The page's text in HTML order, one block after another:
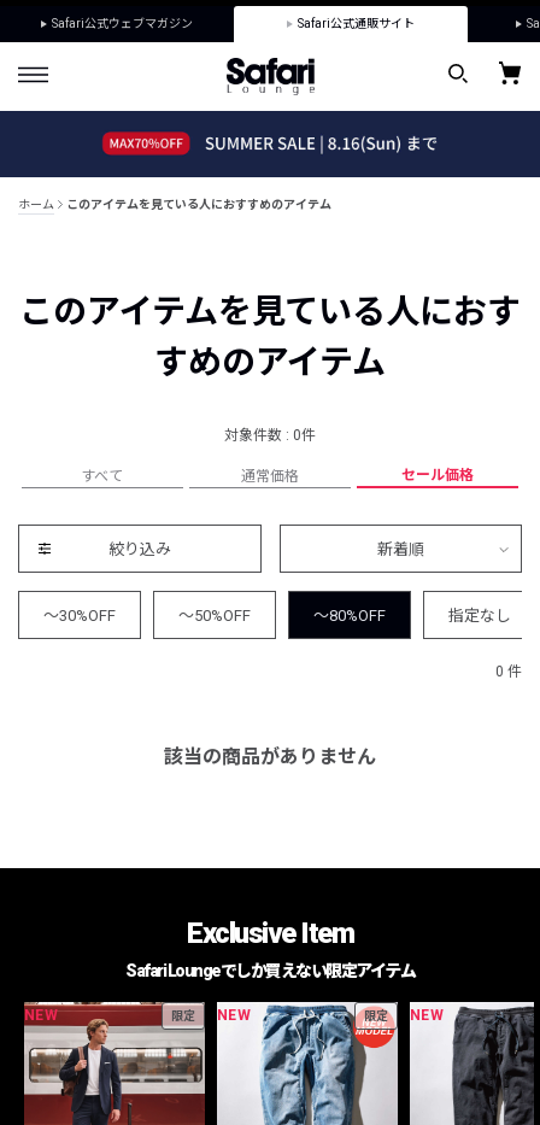
Safari公式ウェブマガジン Safari公式通販サイト
ホーム このアイテムを見ている人におすすめのアイテム
このアイテムを見ている人におす
すめのアイテム
対象件数 : 0件
すべて 通常価格 セール価格
絞り込み 新着順
～30%OFF ～50%OFF ～80%OFF 指定なし
0 件
該当の商品がありません
Exclusive Item
Safari Loungeでしか買えない限定アイテム
NEW 限定 NEW 限定 NEW